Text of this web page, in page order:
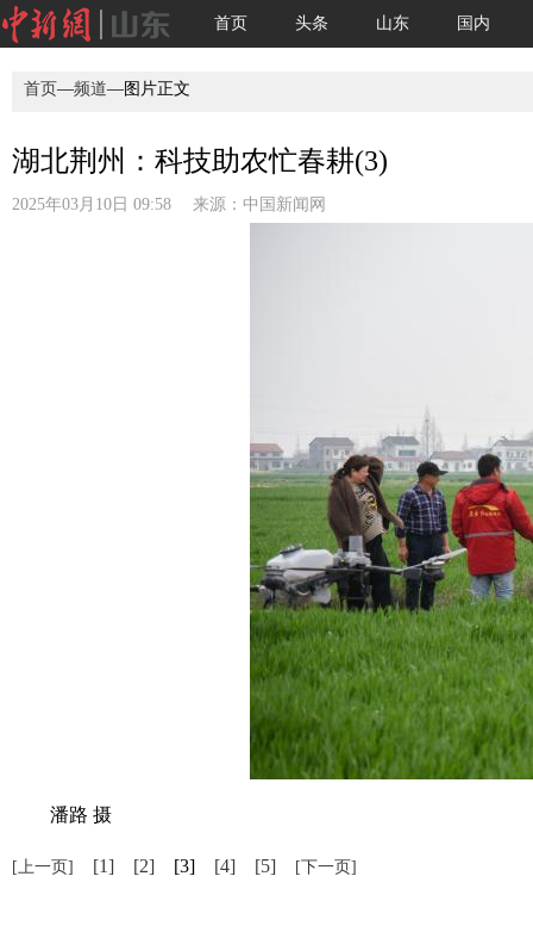
首页 头条 山东 国内
首页—频道—图片正文
湖北荆州：科技助农忙春耕(3)
2025年03月10日 09:58 来源： 中国新闻网
潘路 摄
[上一页] [1] [2] [3] [4] [5] [下一页]